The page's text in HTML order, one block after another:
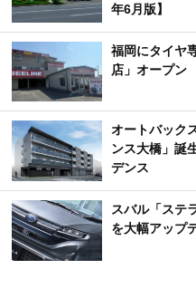
年6月版】
福岡にタイヤ
店」オープン
オートバック
ンス大橋」誕
デンス
スバル「ステ
を大幅アップ